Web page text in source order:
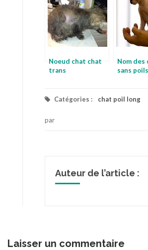
Noeud chat chat
trans
Nom des
sans
Catégories : chat poil long
par
Auteur de l’article :
Laisser un commentaire